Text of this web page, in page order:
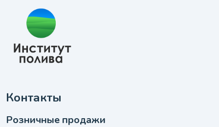
Контакты
Розничные продажи